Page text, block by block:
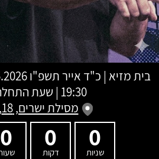
בית מזיא | כ"ד אייר תשפ"ו
19:30 | שעת התחלה 20:00
מסילת ישרים, 18, ירושלים
0
שניות
0
דקות
0